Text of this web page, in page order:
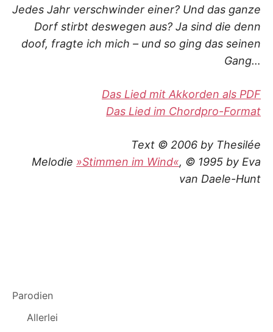
Jedes Jahr verschwinder einer? Und das ganze
Dorf stirbt deswegen aus? Ja sind die denn
doof, fragte ich mich – und so ging das seinen
Gang…
Das Lied mit Akkorden als PDF
Das Lied im Chordpro-Format
Text © 2006 by Thesilée
Melodie »Stimmen im Wind«, © 1995 by Eva
van Daele-Hunt
Parodien
Allerlei